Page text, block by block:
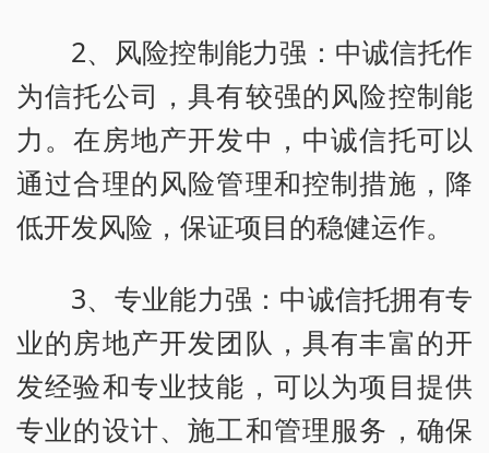
2、风险控制能力强：中诚信托作
为信托公司，具有较强的风险控制能
力。在房地产开发中，中诚信托可以
通过合理的风险管理和控制措施，降
低开发风险，保证项目的稳健运作。
3、专业能力强：中诚信托拥有专
业的房地产开发团队，具有丰富的开
发经验和专业技能，可以为项目提供
专业的设计、施工和管理服务，确保